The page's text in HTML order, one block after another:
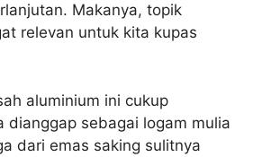
Makanya, topik
relevan untuk kita kupas
aluminium ini cukup
dianggap sebagai logam mulia
dari emas saking sulitnya